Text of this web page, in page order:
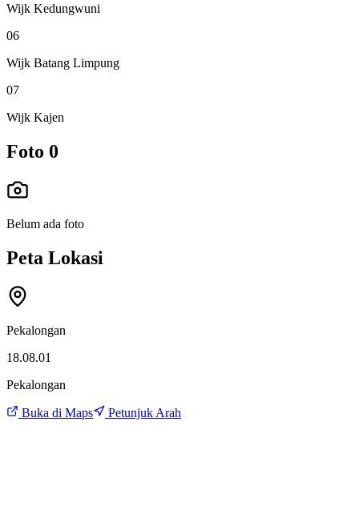
Wijk Kedungwuni
06
Wijk Batang Limpung
07
Wijk Kajen
Foto 0
Belum ada foto
Peta Lokasi
Pekalongan
18.08.01
Pekalongan
Buka di Maps Petunjuk Arah